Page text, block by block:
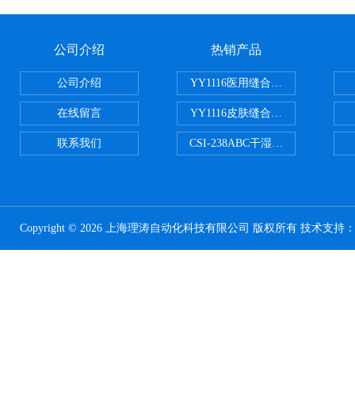
公司介绍
公司介绍
在线留言
联系我们
热销产品
YY1116医用缝合线线径试验仪
YY1116皮肤缝合线线径测量仪
CSI-238ABC干湿电动摩擦色牢度
Copyright © 2026 上海理涛自动化科技有限公司 版权所有 技术支持：